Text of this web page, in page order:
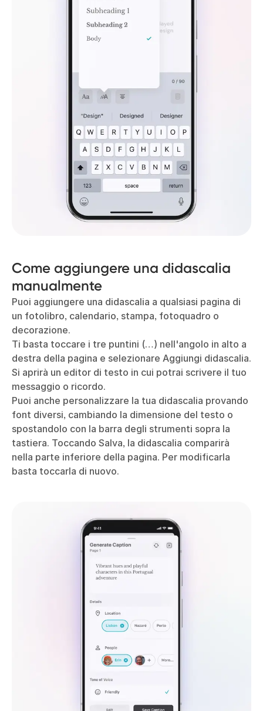
Come aggiungere una didascalia
manualmente
Puoi aggiungere una didascalia a qualsiasi pagina di
un fotolibro, calendario, stampa, fotoquadro o
decorazione.
Ti basta toccare i tre puntini (…) nell'angolo in alto a
destra della pagina e selezionare Aggiungi didascalia.
Si aprirà un editor di testo in cui potrai scrivere il tuo
messaggio o ricordo.
Puoi anche personalizzare la tua didascalia provando
font diversi, cambiando la dimensione del testo o
spostandolo con la barra degli strumenti sopra la
tastiera. Toccando Salva, la didascalia comparirà
nella parte inferiore della pagina. Per modificarla
basta toccarla di nuovo.